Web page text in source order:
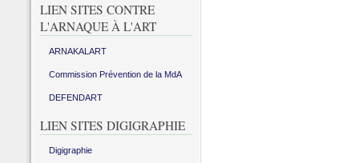
LIEN SITES CONTRE
L'ARNAQUE À L'ART
ARNAKALART
Commission Prévention de la MdA
DEFENDART
LIEN SITES DIGIGRAPHIE
Digigraphie